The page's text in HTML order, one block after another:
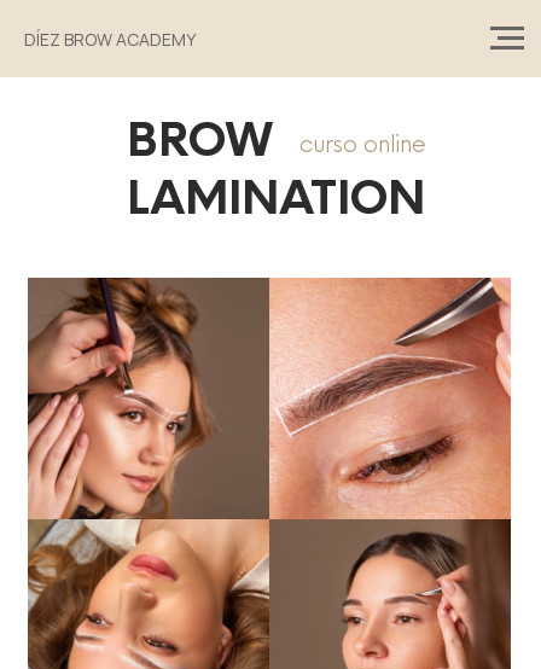
DÍEZ BROW ACADEMY
BROW
LAMINATION
curso online